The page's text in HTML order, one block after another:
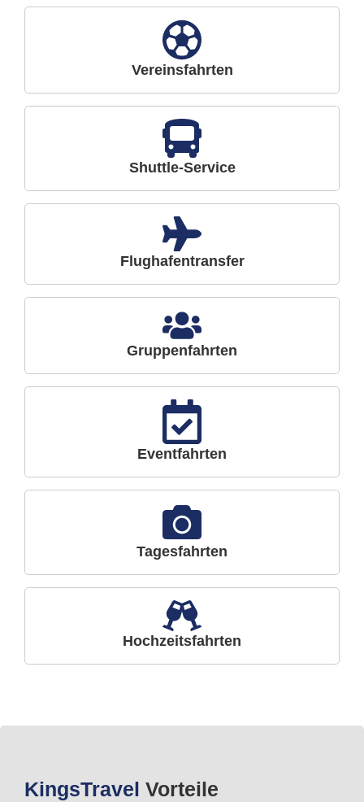
Vereinsfahrten
Shuttle-Service
Flughafentransfer
Gruppenfahrten
Eventfahrten
Tagesfahrten
Hochzeitsfahrten
KingsTravel Vorteile